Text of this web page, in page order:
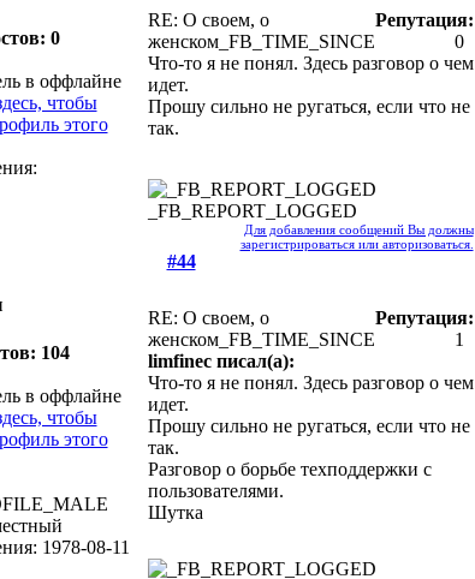
0
RE: О своем, о
женском_FB_TIME_SINCE
Репутация:
0
Что-то я не понял. Здесь разговор о чем
идет.
Прошу сильно не ругаться, если что не
так.
_FB_REPORT_LOGGED
Для добавления сообщений Вы должны
зарегистрироваться или авторизоваться.
#44
104
RE: О своем, о
женском_FB_TIME_SINCE
Репутация:
1
limfinec писал(а):
Что-то я не понял. Здесь разговор о чем
идет.
Прошу сильно не ругаться, если что не
так.
Разговор о борьбе техподдержки с
пользователями.
Шутка